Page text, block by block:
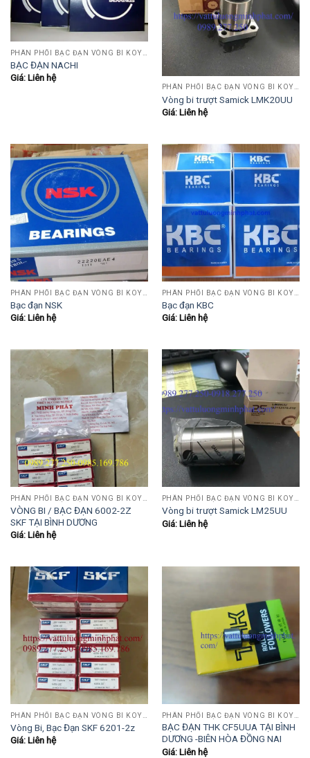
BẠC ĐẠN NACHI
Giá: Liên hệ
PHÂN PHỐI BẠC ĐẠN VÒNG BI KOYO,NSK,SKF,ASHAHI,JIB,FBJ,SAMICK.....
Vòng bi trượt Samick LMK20UU
Giá: Liên hệ
Bạc đạn NSK
Giá: Liên hệ
Bạc đạn KBC
Giá: Liên hệ
VÒNG BI / BẠC ĐẠN 6002-2Z
SKF TẠI BÌNH DƯƠNG
Giá: Liên hệ
Vòng bi trượt Samick LM25UU
Giá: Liên hệ
Vòng Bi, Bạc Đạn SKF 6201-2z
Giá: Liên hệ
BẠC ĐẠN THK CF5UUA TẠI BÌNH
DƯƠNG -BIÊN HÒA ĐỒNG NAI
Giá: Liên hệ